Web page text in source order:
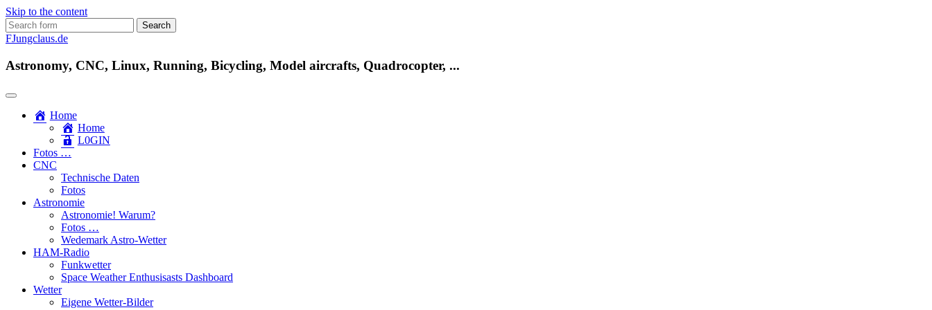
Skip to the content
Search
for:
FJungclaus.de
Astronomy, CNC, Linux, Running, Bicycling, Model aircrafts, Quadrocopter, ...
Home
Home
L​0​​GIN
Fotos …
CNC
Technische Daten
Fotos
Astronomie
Astronomie! Warum?
Fotos …
Wedemark Astro-Wetter
HAM-Radio
Funkwetter
Space Weather Enthusisasts Dashboard
Wetter
Eigene Wetter-Bilder